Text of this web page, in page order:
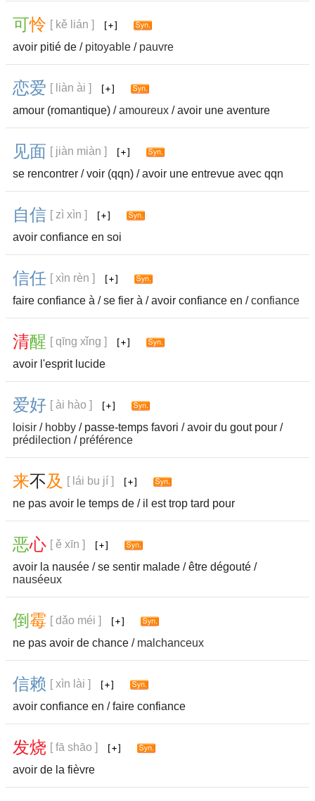
可怜 [ kě lián ]
avoir pitié de / pitoyable / pauvre
恋爱 [ liàn ài ]
amour (romantique) /amoureux / avoir une aventure
见面 [ jiàn miàn ]
se rencontrer / voir (qqn) / avoir une entrevue avec qqn
自信 [ zì xìn ]
avoir confiance en soi
信任 [ xìn rèn ]
faire confiance à / se fier à / avoir confiance en /confiance
清醒 [ qīng xǐng ]
avoir l'esprit lucide
爱好 [ ài hào ]
loisir / hobby / passe-temps favori / avoir du gout pour /
prédilection / préférence
来不及
[ lái bu jí ]
ne pas avoir le temps de / il est trop tard pour
恶心 [ ě xīn ]
avoir la nausée / se sentir malade / être dégouté /
nauséeux
倒霉 [ dǎo méi ]
ne pas avoir de chance / malchanceux
信赖 [ xìn lài ]
avoir confiance en / faire confiance
发烧 [ fā shāo ]
avoir de la fièvre